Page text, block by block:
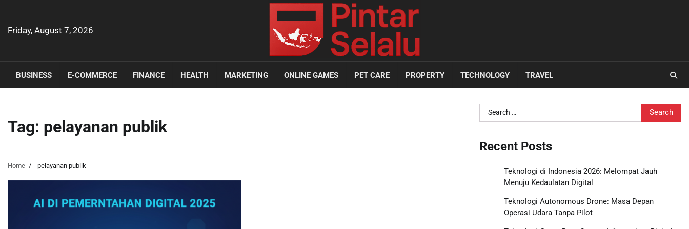
content
Friday, August 7, 2026
BUSINESS E-COMMERCE FINANCE HEALTH MARKETING ONLINE GAMES PET CARE PROPERTY TECHNOLOGY TRAVEL
Tag: pelayanan publik
Home pelayanan publik
Search
for:
Recent Posts
Teknologi di Indonesia 2026: Melompat Jauh
Menuju Kedaulatan Digital
Teknologi Autonomous Drone: Masa Depan
Operasi Udara Tanpa Pilot